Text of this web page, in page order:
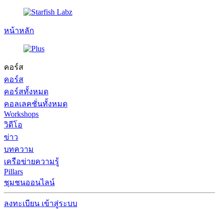
หน้าหลัก
คอร์ส
คอร์ส
คอร์สทั้งหมด
คอลเลคชั่นทั้งหมด
Workshops
วิดีโอ
ข่าว
บทความ
เครือข่ายความรู้
Pillars
ชุมชนออนไลน์
ลงทะเบียน เข้าสู่ระบบ